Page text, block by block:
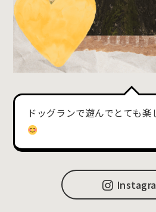
ドッグランで遊んでとても